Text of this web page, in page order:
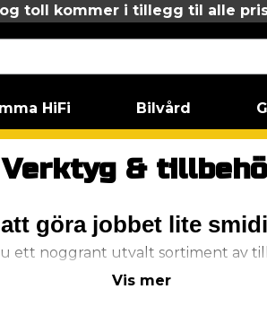
og toll kommer i tillegg til alle
HiFi Bilvård
Verktyg &
göra jobbet lite
ett noggrant utvalt sortiment av
applicering till polering och finish.
Vis mer